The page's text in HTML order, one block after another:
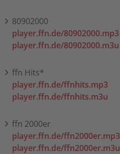
80902000
player.ffn.de/80902000.mp3
player.ffn.de/80902000.m3u
ffn Hits*
player.ffn.de/ffnhits.mp3
player.ffn.de/ffnhits.m3u
ffn 2000er
player.ffn.de/ffn2000er.mp3
player.ffn.de/ffn2000er.m3u